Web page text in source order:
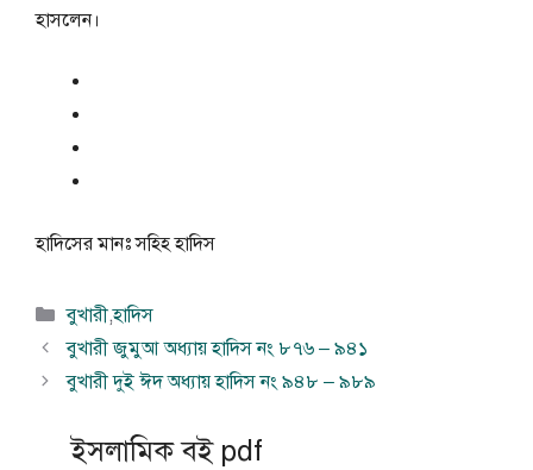
হাসলেন।
হাদিসের মানঃসহিহ হাদিস
বিভাগ
সমূহ
বুখারী,হাদিস
বুখারী জুমুআ অধ্যায় হাদিস নং ৮৭৬ – ৯৪১
বুখারী দুই ঈদ অধ্যায় হাদিস নং ৯৪৮ – ৯৮৯
ইসলামিক বই pdf